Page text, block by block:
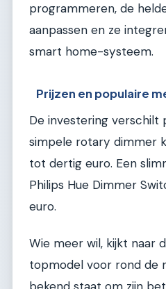
programmeren, de
aanpassen en ze
smart home-systeem.
Prijzen en populaire
De investering verschilt
simpele rotary dimmer
tot dertig euro. Een
Philips Hue Dimmer
euro.
Wie meer wil, kijkt naar
topmodel voor rond de